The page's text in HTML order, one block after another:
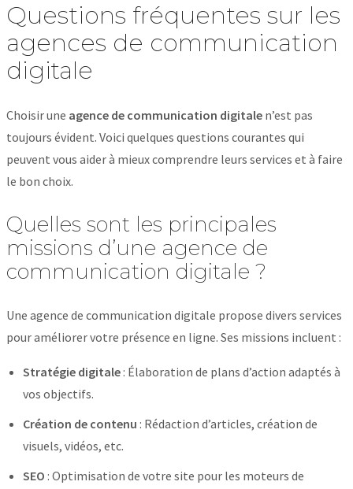
Questions fréquentes sur les
agences de communication
digitale
Choisir une agence de communication digitale n’est pas
toujours évident. Voici quelques questions courantes qui
peuvent vous aider à mieux comprendre leurs services et à faire
le bon choix.
Quelles sont les principales
missions d’une agence de
communication digitale ?
Une agence de communication digitale propose divers services
pour améliorer votre présence en ligne. Ses missions incluent :
Stratégie digitale: Élaboration de plans d’action adaptés à
vos objectifs.
Création de contenu : Rédaction d’articles, création de
visuels, vidéos, etc.
SEO : Optimisation de votre site pour les moteurs de